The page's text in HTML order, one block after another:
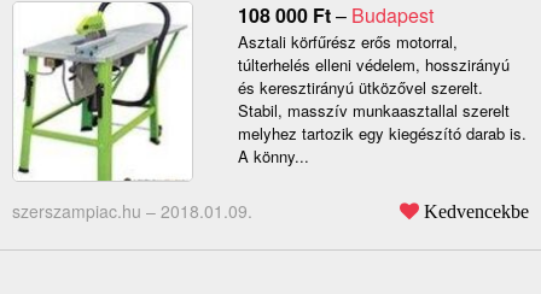
108 000 Ft– Budapest
Asztali körfűrész erős motorral,
túlterhelés elleni védelem, hosszirányú
és keresztirányú ütközővel szerelt.
Stabil, masszív munkaasztallal szerelt
melyhez tartozik egy kiegészító darab is.
A könny...
szerszampiac.hu – 2018.01.09. Kedvencekbe